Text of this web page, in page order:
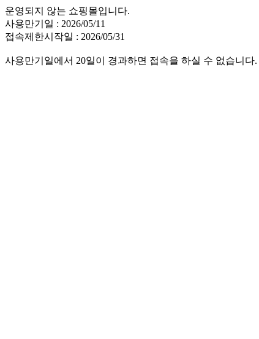
운영되지 않는 쇼핑몰입니다.
사용만기일 : 2026/05/11
접속제한시작일 : 2026/05/31
사용만기일에서 20일이 경과하면 접속을 하실 수 없습니다.